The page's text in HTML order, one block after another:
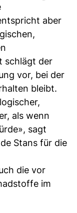
aber
schlägt der
vor, bei der
bleibt.
als wenn
sagt
Stans für die
die vor
im